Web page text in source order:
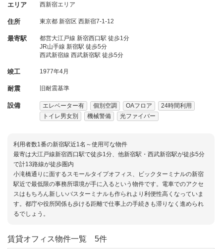
エリア 西新宿エリア
住所 東京都 新宿区 西新宿7-1-12
最寄駅
都営大江戸線 新宿西口駅 徒歩1分
JR山手線 新宿駅 徒歩5分
西武新宿線 西武新宿駅 徒歩5分
竣工 1977年4月
耐震 旧耐震基準
設備 エレベーター有 個別空調 OAフロア
24時間利用
トイレ男女別
機械警備 光ファイバー
利用者数1番の新宿駅近1名～使用可な物件
最寄は大江戸線新宿西口駅で徒歩1分、他新宿駅・西武新宿駅が徒歩5分
で計13路線が徒歩圏内
小滝橋通りに面するスモールタイプオフィス、ビックターミナルの新宿
駅近で最低限の事務所環境が手に入るという物件です。電車でのアクセ
スはもちろん新しいバスターミナルも作られより利便性高くなっていま
す。都庁や役所関係も歩ける距離で仕事上の手続きも滞りなく進められ
るでしょう。
賃貸オフィス物件一覧 5件